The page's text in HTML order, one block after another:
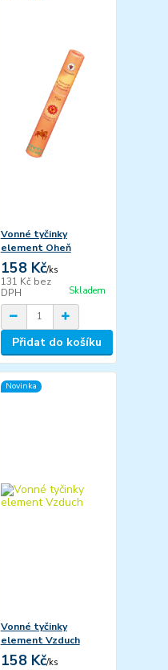
Vonné tyčinky
element Oheň
158 Kč/ks
131 Kč bez
DPH
Skladem
Přidat do košíku
Novinka
Vonné tyčinky
element Vzduch
158 Kč/ks